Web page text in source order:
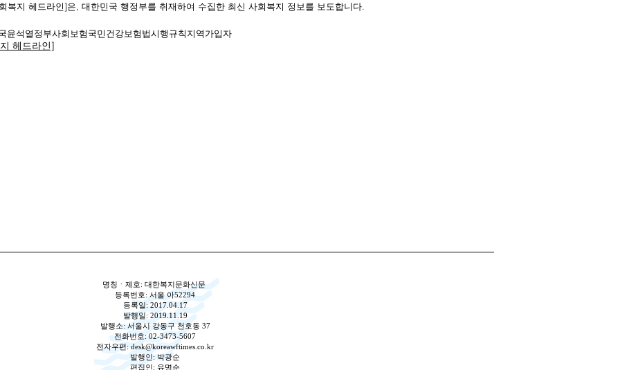
복지 헤드라인]은, 대한민국 행정부를 취재하여 수집한 최신 사회복지 정보를 보도합니다.
윤석열정부사회보험국민건강보험법시행규칙지역가입자
헤드라인]
명칭ㆍ제호: 대한복지문화신문
등록번호: 서울 아52294
등록일: 2017.04.17
발행일: 2019.11.19
발행소: 서울시 강동구 천호동 37
전화번호: 02-3473-5607
전자우편:desk@koreawftimes.co.kr
발행인: 박광순
편집인: 유명순